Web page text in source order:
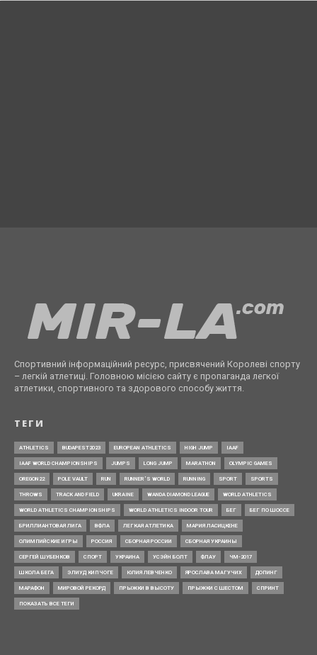
Спортивний інформаційний ресурс, присвячений Королеві спорту
– легкій атлетиці. Головною місією сайту є пропаганда легкої
атлетики, спортивного та здорового способу життя.
ТЕГИ
ATHLETICS BUDAPEST2023 EUROPEAN ATHLETICS HIGH JUMP IAAF
IAAF WORLD CHAMPIONSHIPS JUMPS LONG JUMP MARATHON OLYMPIC GAMES
OREGON22 POLE VAULT RUN RUNNER’S WORLD RUNNING SPORT SPORTS
THROWS TRACK AND FIELD UKRAINE WANDA DIAMOND LEAGUE WORLD ATHLETICS
WORLD ATHLETICS CHAMPIONSHIPS WORLD ATHLETICS INDOOR TOUR БЕГ БЕГ ПО ШОССЕ
БРИЛЛИАНТОВАЯ ЛИГА ВФЛА ЛЕГКАЯ АТЛЕТИКА МАРИЯ ЛАСИЦКЕНЕ
ОЛИМПИЙСКИЕ ИГРЫ РОССИЯ СБОРНАЯ РОССИИ СБОРНАЯ УКРАИНЫ
СЕРГЕЙ ШУБЕНКОВ СПОРТ УКРАИНА УСЭЙН БОЛТ ФЛАУ ЧМ-2017
ШКОЛА БЕГА ЭЛИУД КИПЧОГЕ ЮЛИЯ ЛЕВЧЕНКО ЯРОСЛАВА МАГУЧИХ ДОПИНГ
МАРАФОН МИРОВОЙ РЕКОРД ПРЫЖКИ В ВЫСОТУ ПРЫЖКИ С ШЕСТОМ СПРИНТ
ПОКАЗАТЬ ВСЕ ТЕГИ